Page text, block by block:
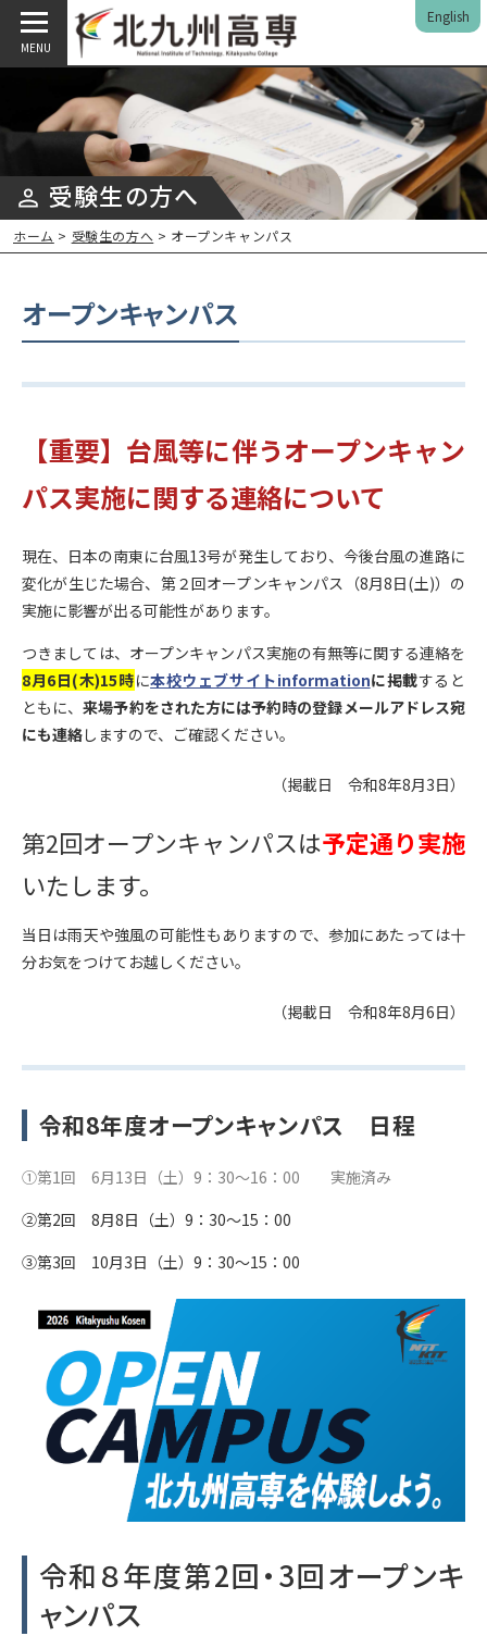
MENU
English
受験生の方へ
ホーム > 受験生の方へ > オープンキャンパス
オープンキャンパス
【重要】台風等に伴うオープンキャン
パス実施に関する連絡について
現在、日本の南東に台風13号が発生しており、今後台風の進路に
変化が生じた場合、第２回オープンキャンパス（8月8日(土)）の
実施に影響が出る可能性があります。
つきましては、オープンキャンパス実施の有無等に関する連絡を
8月6日(木)15時に本校ウェブサイトinformationに掲載すると
ともに、来場予約をされた方には予約時の登録メールアドレス宛
にも連絡しますので、ご確認ください。
（掲載日 令和8年8月3日）
第2回オープンキャンパスは予定通り実施
いたします。
当日は雨天や強風の可能性もありますので、参加にあたっては十
分お気をつけてお越しください。
（掲載日 令和8年8月6日）
令和8年度オープンキャンパス 日程
①第1回 6月13日（土）9：30～16：00 実施済み
②第2回 8月8日（土）9：30～15：00
③第3回 10月3日（土）9：30～15：00
令和８年度第2回・3回オープンキ
ャンパス